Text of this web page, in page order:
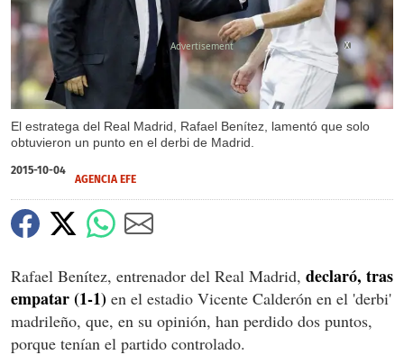
El estratega del Real Madrid, Rafael Benítez, lamentó que solo
obtuvieron un punto en el derbi de Madrid.
X
2015-10-04
AGENCIA EFE
Rafael Benítez, entrenador del Real Madrid, declaró, tras
empatar (1-1) en el estadio Vicente Calderón en el 'derbi'
madrileño, que, en su opinión, han perdido dos puntos,
porque tenían el partido controlado.